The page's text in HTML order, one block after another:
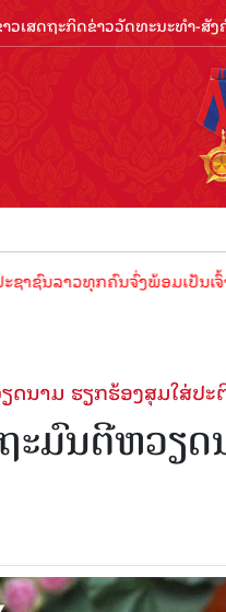
ວເສດຖະກິດຂ່າວວັດທະນະທຳ-ສັງ
າວທຸກຄົນຈົ່ງພ້ອມເປັນເຈົ້າພາ
ນາມ ຮຽກ​ຮ້ອງ​ສຸມ​ໃສ່​ປ
ະມົນຕີຫວຽດ